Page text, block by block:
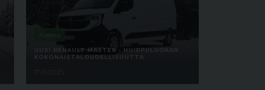
Kuljetus
UUSI RENAULT MASTER - HUIPPULUOKAN
KOKONAISTALOUDELLISUUTTA